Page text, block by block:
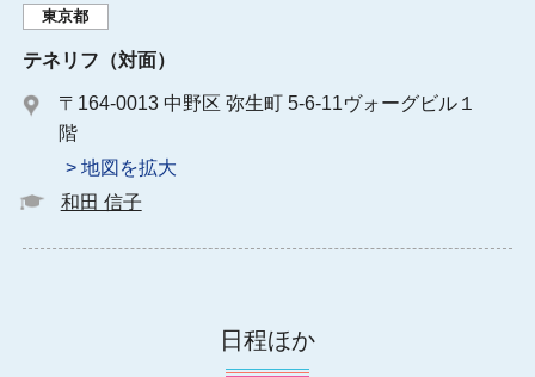
東京都
テネリフ（対面）
〒164-0013 中野区 弥生町 5-6-11ヴォーグビル１
階
> 地図を拡大
和田 信子
日程ほか